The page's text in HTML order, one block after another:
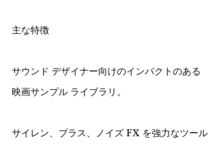
主な特徴
サウンド デザイナー向けのインパクトのある
映画サンプル ライブラリ。
サイレン、ブラス、ノイズ FX を強力なツール